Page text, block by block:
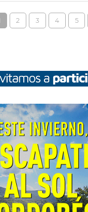
2 3 4 5